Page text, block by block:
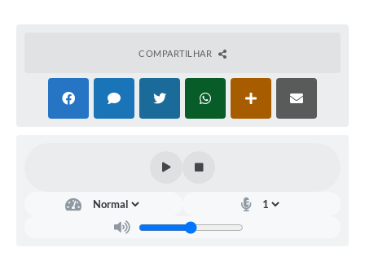
Normas e Legislação
Sistema de Protocolo
COMPARTILHAR